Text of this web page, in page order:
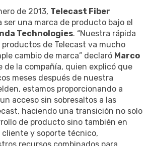
de 2013, Telecast Fiber
ser una marca de producto bajo el
Technologies. “Nuestra rápida
de Telecast va mucho
cambio de marca” declaró Marco
de la compañía, quien explicó que
meses después de nuestra
estamos proporcionando a
acceso sin sobresaltos a las
haciendo una transición no solo
de producto sino también en
y soporte técnico,
recursos combinados para